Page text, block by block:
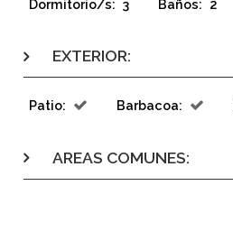
Dormitorio/s: 3 Baños: 2
EXTERIOR:
Patio: Barbacoa:
AREAS COMUNES: